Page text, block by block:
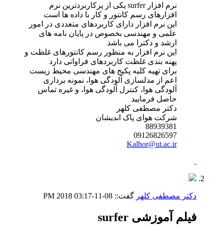
نرم افزار surfer یکی از پرکاربردترین نرم
افزارهای رسم کانتور و کار با داده ها است
این نرم افزار دارای کاربردهای متعددی در امور
علمی و مهندسی بخصوص در پایان نامه های
ارشد و دکترا می باشد
این نرم افزار به منظور رسم کانتورهای غلظت و
پهنه بندی غلظت کاربردهای فراوانی دارد
برای تهیه کلیه پکیج های مهندسی محیط زیست
اعم از مدلسازی آلودگی هوا، نمونه برداری
آلودگی هوا، کنترل آلودگی هوا، و غیره تماس
حاصل فرمایید
دکتر مصطفی کلهر
شرکت هوای پاک اندیشان
88939381
09126826597
Kalhor@ut.ac.ir
دکتر مصطفی کلهر گفت:: 08-11-2018
03:17 PM
فیلم آموزشی surfer